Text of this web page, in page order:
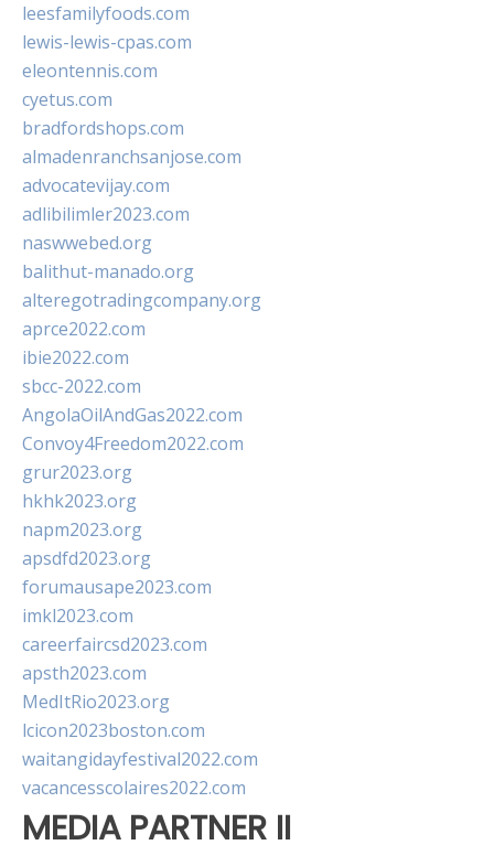
leesfamilyfoods.com
lewis-lewis-cpas.com
eleontennis.com
cyetus.com
bradfordshops.com
almadenranchsanjose.com
advocatevijay.com
adlibilimler2023.com
naswwebed.org
balithut-manado.org
alteregotradingcompany.org
aprce2022.com
ibie2022.com
sbcc-2022.com
AngolaOilAndGas2022.com
Convoy4Freedom2022.com
grur2023.org
hkhk2023.org
napm2023.org
apsdfd2023.org
forumausape2023.com
imkl2023.com
careerfaircsd2023.com
apsth2023.com
MedItRio2023.org
lcicon2023boston.com
waitangidayfestival2022.com
vacancesscolaires2022.com
MEDIA PARTNER II